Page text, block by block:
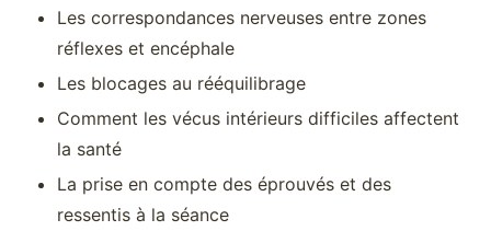
Les correspondances nerveuses entre zones
réflexes et encéphale
Les blocages au rééquilibrage
Comment les vécus intérieurs difficiles affectent
la santé
La prise en compte des éprouvés et des
ressentis à la séance